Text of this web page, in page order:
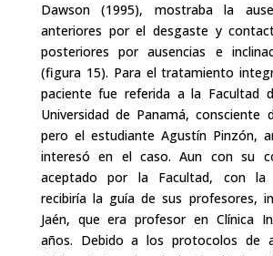
Dawson (1995), mostraba la
anteriores por el desgaste y
posteriores por ausencias e
(figura 15). Para el tratamiento
paciente fue referida a la Facultad
Universidad de Panamá, consciente
pero el estudiante Agustín Pinzón,
interesó en el caso. Aun con su
aceptado por la Facultad, con la
recibiría la guía de sus profesores,
Jaén, que era profesor en Clínica
años. Debido a los protocolos de